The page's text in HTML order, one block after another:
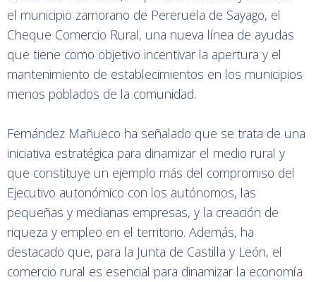
el municipio zamorano de Pereruela de Sayago, el
Cheque Comercio Rural, una nueva línea de ayudas
que tiene como objetivo incentivar la apertura y el
mantenimiento de establecimientos en los municipios
menos poblados de la comunidad.
Fernández Mañueco ha señalado que se trata de una
iniciativa estratégica para dinamizar el medio rural y
que constituye un ejemplo más del compromiso del
Ejecutivo autonómico con los autónomos, las
pequeñas y medianas empresas, y la creación de
riqueza y empleo en el territorio. Además, ha
destacado que, para la Junta de Castilla y León, el
comercio rural es esencial para dinamizar la economía